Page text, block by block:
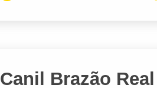
Canil Brazão